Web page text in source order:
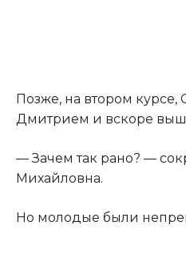
Позже, на втором курсе,
Дмитрием и вскоре
— Зачем так рано? —
Михайловна.
Но молодые были